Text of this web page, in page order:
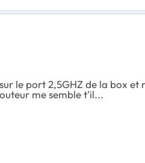
le port 2,5GHZ de la box
me semble t'il...